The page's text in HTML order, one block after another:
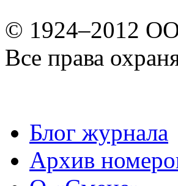
© 1924–2012
Все права
Блог журнала
Архив